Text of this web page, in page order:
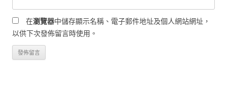
在瀏覽器中儲存顯示名稱、電子郵件地址及個人網站網址，
以供下次發佈留言時使用。